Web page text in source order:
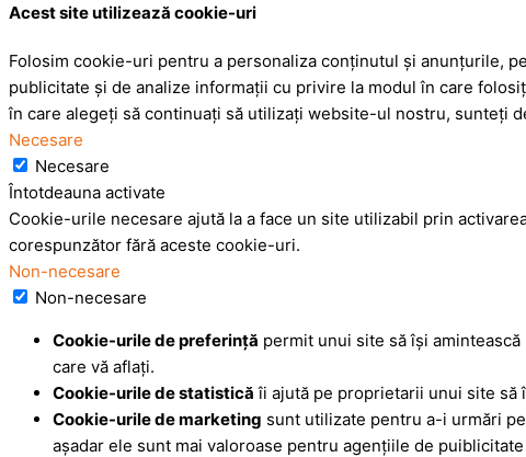
Acest site utilizează cookie-uri
Folosim cookie-uri pentru a personaliza conținutul și anunțurile,
publicitate și de analize informații cu privire la modul în care
în care alegeți să continuați să utilizați website-ul nostru, sunteți
Necesare
Necesare
Întotdeauna activate
Cookie-urile necesare ajută la a face un site utilizabil prin
corespunzător fără aceste cookie-uri.
Non-necesare
Non-necesare
Cookie-urile de preferinţă permit unui site să îşi
care vă aflaţi.
Cookie-urile de statistică îi ajută pe proprietarii unui site să
Cookie-urile de marketing sunt utilizate pentru a-i urmări
aşadar ele sunt mai valoroase pentru agenţiile de